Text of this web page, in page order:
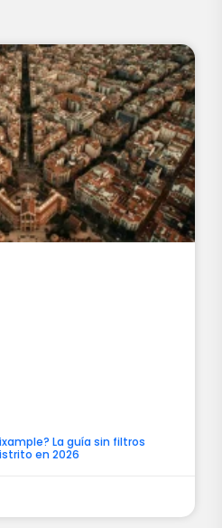
La guía sin filtros
en 2026